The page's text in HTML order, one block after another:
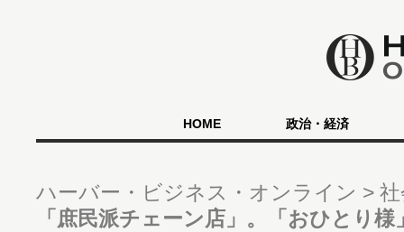
HOME 政治・経済
ハーバー・ビジネス・オンライン
「庶民派チェーン店」。「おひとり